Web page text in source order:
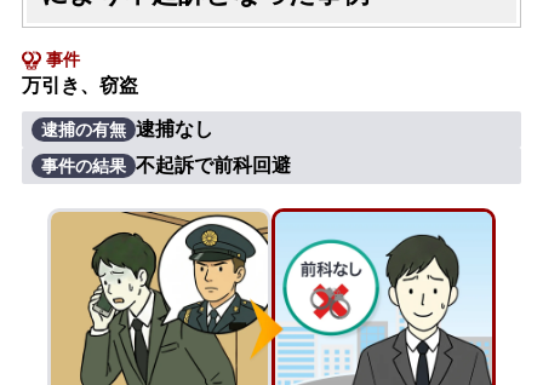
ホームに戻る
刑事事件でお困りの方
刑事事件の無料相談
接見・面会を弁護士に依頼
事件
万引き、窃盗
逮捕の有無 逮捕なし
事件の結果 不起訴で前科回避